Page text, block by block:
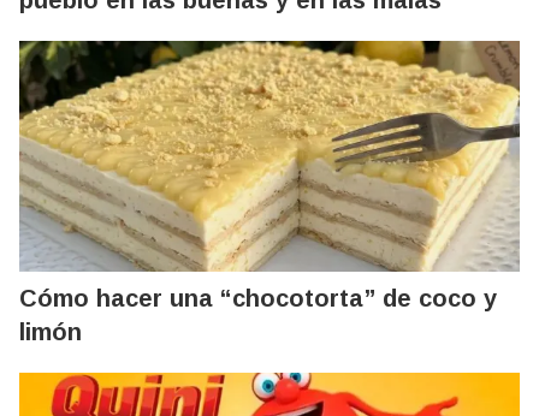
Cómo hacer una “chocotorta” de coco y
limón